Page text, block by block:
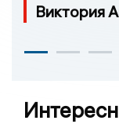
Виктория